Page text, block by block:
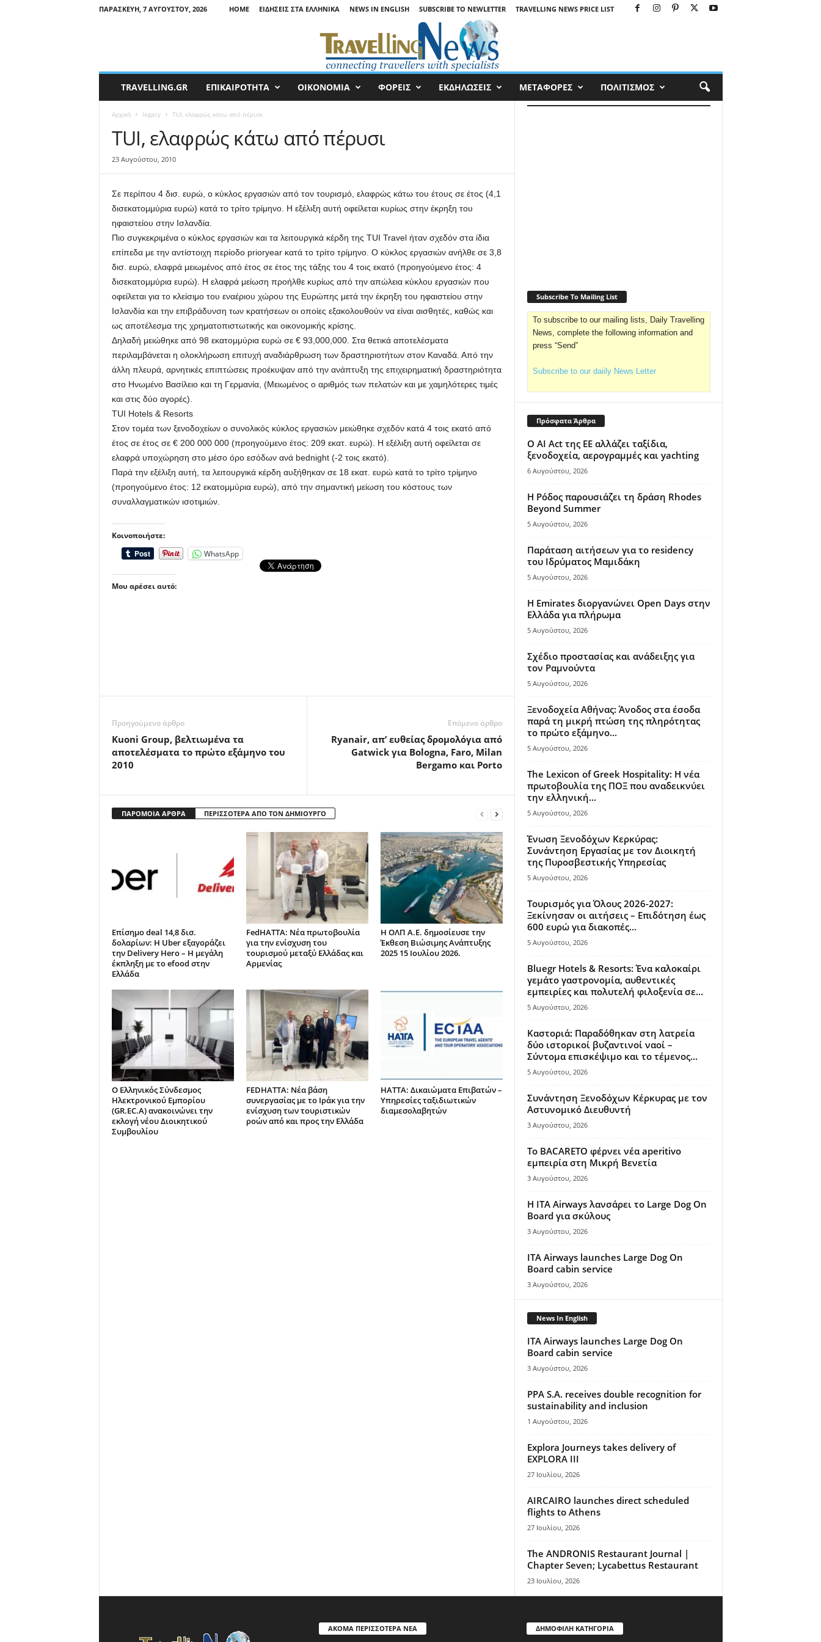
ΠΑΡΑΣΚΕΥΉ, 7 ΑΥΓΟΎΣΤΟΥ, 2026 HOME ΕΙΔΉΣΕΙΣ ΣΤΑ ΕΛΛΗΝΙΚΆ NEWS IN ENGLISH SUBSCRIBE TO NEWLETTER TRAVELLING NEWS PRICE LIST
a
TRAVELLING.GR ΕΠΙΚΑΙΡΟΤΗΤΑ ΟΙΚΟΝΟΜΙΑ ΦΟΡΕΙΣ ΕΚΔΗΛΩΣΕΙΣ ΜΕΤΑΦΟΡΕΣ ΠΟΛΙΤΙΣΜΟΣ
Αρχική legacy TUI, ελαφρώς κάτω από πέρυσι
TUI, ελαφρώς κάτω από πέρυσι
23 Αυγούστου, 2010
Σε περίπου 4 δισ. ευρώ, ο κύκλος εργασιών από τον τουρισμό, ελαφρώς κάτω του έτους σε έτος (4,1
δισεκατομμύρια ευρώ) κατά το τρίτο τρίμηνο. Η εξέλιξη αυτή οφείλεται κυρίως στην έκρηξη του
ηφαιστείου στην Ισλανδία.
Πιο συγκεκριμένα ο κύκλος εργασιών και τα λειτουργικά κέρδη της TUI Travel ήταν σχεδόν στα ίδια
επίπεδα με την αντίστοιχη περίοδο prioryear κατά το τρίτο τρίμηνο. Ο κύκλος εργασιών ανήλθε σε 3,8
δισ. ευρώ, ελαφρά μειωμένος από έτος σε έτος της τάξης του 4 τοις εκατό (προηγούμενο έτος: 4
δισεκατομμύρια ευρώ). Η ελαφρά μείωση προήλθε κυρίως από την απώλεια κύκλου εργασιών που
οφείλεται για το κλείσιμο του εναέριου χώρου της Ευρώπης μετά την έκρηξη του ηφαιστείου στην
Ισλανδία και την επιβράδυνση των κρατήσεων οι οποίες εξακολουθούν να είναι αισθητές, καθώς και
ως αποτέλεσμα της χρηματοπιστωτικής και οικονομικής κρίσης.
Δηλαδή μειώθηκε από 98 εκατομμύρια ευρώ σε € 93,000,000. Στα θετικά αποτελέσματα
περιλαμβάνεται η ολοκλήρωση επιτυχή αναδιάρθρωση των δραστηριοτήτων στον Καναδά. Από την
άλλη πλευρά, αρνητικές επιπτώσεις προέκυψαν από την ανάπτυξη της επιχειρηματική δραστηριότητα
στο Ηνωμένο Βασίλειο και τη Γερμανία, (Μειωμένος ο αριθμός των πελατών και με χαμηλότερες τιμές
και στις δύο αγορές).
TUI Hotels & Resorts
Στον τομέα των ξενοδοχείων ο συνολικός κύκλος εργασιών μειώθηκε σχεδόν κατά 4 τοις εκατό από
έτος σε έτος σε € 200 000 000 (προηγούμενο έτος: 209 εκατ. ευρώ). Η εξέλιξη αυτή οφείλεται σε
ελαφρά υποχώρηση στο μέσο όρο εσόδων ανά bednight (-2 τοις εκατό).
Παρά την εξέλιξη αυτή, τα λειτουργικά κέρδη αυξήθηκαν σε 18 εκατ. ευρώ κατά το τρίτο τρίμηνο
(προηγούμενο έτος: 12 εκατομμύρια ευρώ), από την σημαντική μείωση του κόστους των
συναλλαγματικών ισοτιμιών.
Κοινοποιήστε:
WhatsApp
Μου αρέσει αυτό:
Προηγούμενο άρθρο
Kuoni Group, βελτιωμένα τα
αποτελέσματα το πρώτο εξάμηνο του
2010
Επόμενο άρθρο
Ryanair, απ’ ευθείας δρομολόγια από
Gatwick για Bologna, Faro, Milan
Bergamo και Porto
ΠΑΡΟΜΟΙΑ ΑΡΘΡΑ ΠΕΡΙΣΣΟΤΕΡΑ ΑΠΟ ΤΟΝ ΔΗΜΙΟΥΡΓΟ
Επίσημο deal 14,8 δισ.
δολαρίων: Η Uber εξαγοράζει
την Delivery Hero – Η μεγάλη
έκπληξη με το efood στην
Ελλάδα
FedHATTA: Νέα πρωτοβουλία
για την ενίσχυση του
τουρισμού μεταξύ Ελλάδας και
Αρμενίας
Η ΟΛΠ Α.Ε. δημοσίευσε την
Έκθεση Βιώσιμης Ανάπτυξης
2025 15 Ιουλίου 2026.
Ο Ελληνικός Σύνδεσμος
Ηλεκτρονικού Εμπορίου
(GR.EC.A) ανακοινώνει την
εκλογή νέου Διοικητικού
Συμβουλίου
FEDHATTA: Νέα βάση
συνεργασίας με το Ιράκ για την
ενίσχυση των τουριστικών
ροών από και προς την Ελλάδα
HATTA: Δικαιώματα Επιβατών –
Υπηρεσίες ταξιδιωτικών
διαμεσολαβητών
Subscribe To Mailing List
To subscribe to our mailing lists, Daily Travelling
News, complete the following information and
press “Send”
Subscribe to our daiily News Letter
Πρόσφατα Άρθρα
Ο AI Act της ΕΕ αλλάζει ταξίδια,
ξενοδοχεία, αερογραμμές και yachting
6 Αυγούστου, 2026
Η Ρόδος παρουσιάζει τη δράση Rhodes
Beyond Summer
5 Αυγούστου, 2026
Παράταση αιτήσεων για το residency
του Ιδρύματος Μαμιδάκη
5 Αυγούστου, 2026
Η Emirates διοργανώνει Open Days στην
Ελλάδα για πλήρωμα
5 Αυγούστου, 2026
Σχέδιο προστασίας και ανάδειξης για
τον Ραμνούντα
5 Αυγούστου, 2026
Ξενοδοχεία Αθήνας: Άνοδος στα έσοδα
παρά τη μικρή πτώση της πληρότητας
το πρώτο εξάμηνο...
5 Αυγούστου, 2026
The Lexicon of Greek Hospitality: Η νέα
πρωτοβουλία της ΠΟΞ που αναδεικνύει
την ελληνική...
5 Αυγούστου, 2026
Ένωση Ξενοδόχων Κερκύρας:
Συνάντηση Εργασίας με τον Διοικητή
της Πυροσβεστικής Υπηρεσίας
5 Αυγούστου, 2026
Τουρισμός για Όλους 2026-2027:
Ξεκίνησαν οι αιτήσεις – Επιδότηση έως
600 ευρώ για διακοπές...
5 Αυγούστου, 2026
Bluegr Hotels & Resorts: Ένα καλοκαίρι
γεμάτο γαστρονομία, αυθεντικές
εμπειρίες και πολυτελή φιλοξενία σε...
5 Αυγούστου, 2026
Καστοριά: Παραδόθηκαν στη λατρεία
δύο ιστορικοί βυζαντινοί ναοί –
Σύντομα επισκέψιμο και το τέμενος...
5 Αυγούστου, 2026
Συνάντηση Ξενοδόχων Κέρκυρας με τον
Αστυνομικό Διευθυντή
3 Αυγούστου, 2026
Το BACARETO φέρνει νέα aperitivo
εμπειρία στη Μικρή Βενετία
3 Αυγούστου, 2026
Η ITA Airways λανσάρει το Large Dog On
Board για σκύλους
3 Αυγούστου, 2026
ITA Airways launches Large Dog On
Board cabin service
3 Αυγούστου, 2026
News In English
ITA Airways launches Large Dog On
Board cabin service
3 Αυγούστου, 2026
PPA S.A. receives double recognition for
sustainability and inclusion
1 Αυγούστου, 2026
Explora Journeys takes delivery of
EXPLORA III
27 Ιουλίου, 2026
AIRCAIRO launches direct scheduled
flights to Athens
27 Ιουλίου, 2026
The ANDRONIS Restaurant Journal |
Chapter Seven; Lycabettus Restaurant
23 Ιουλίου, 2026
ΑΚΟΜΑ ΠΕΡΙΣΣΟΤΕΡΑ ΝΕΑ ΔΗΜΟΦΙΛΗ ΚΑΤΗΓΟΡΙΑ